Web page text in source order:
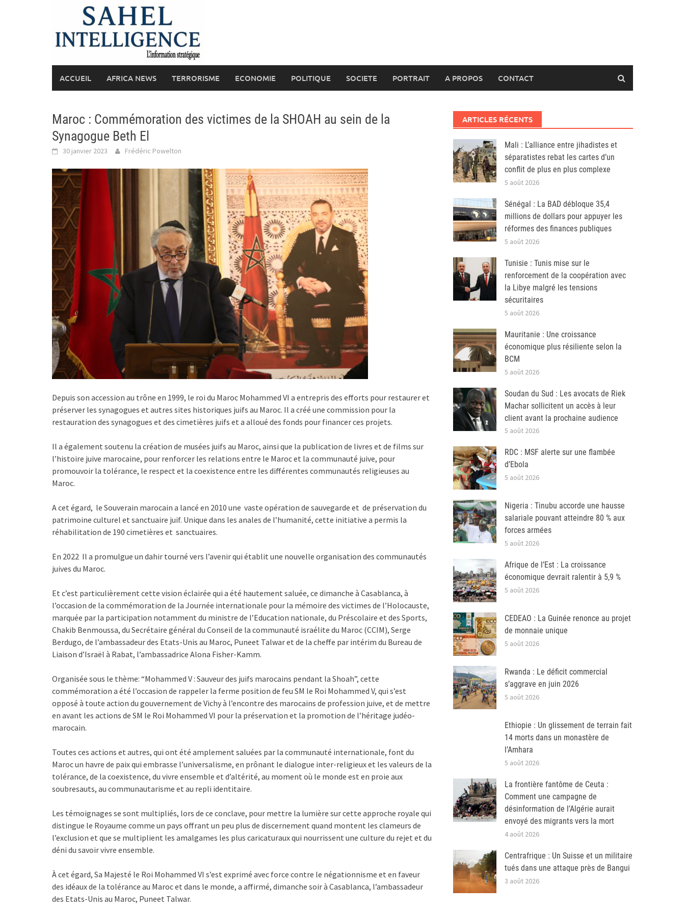
ACCUEIL AFRICA NEWS TERRORISME ECONOMIE POLITIQUE SOCIETE PORTRAIT A PROPOS CONTACT
Maroc : Commémoration des victimes de la SHOAH au sein de la
Synagogue Beth El
30 janvier 2023 Frédéric Powelton
Depuis son accession au trône en 1999, le roi du Maroc Mohammed VI a entrepris des efforts pour restaurer et
préserver les synagogues et autres sites historiques juifs au Maroc. Il a créé une commission pour la
restauration des synagogues et des cimetières juifs et a alloué des fonds pour financer ces projets.
Il a également soutenu la création de musées juifs au Maroc, ainsi que la publication de livres et de films sur
l’histoire juive marocaine, pour renforcer les relations entre le Maroc et la communauté juive, pour
promouvoir la tolérance, le respect et la coexistence entre les différentes communautés religieuses au
Maroc.
A cet égard, le Souverain marocain a lancé en 2010 une vaste opération de sauvegarde et de préservation du
patrimoine culturel et sanctuaire juif. Unique dans les anales de l’humanité, cette initiative a permis la
réhabilitation de 190 cimetières et sanctuaires.
En 2022 Il a promulgue un dahir tourné vers l’avenir qui établit une nouvelle organisation des communautés
juives du Maroc.
Et c’est particulièrement cette vision éclairée qui a été hautement saluée, ce dimanche à Casablanca, à
l’occasion de la commémoration de la Journée internationale pour la mémoire des victimes de l’Holocauste,
marquée par la participation notamment du ministre de l’Education nationale, du Préscolaire et des Sports,
Chakib Benmoussa, du Secrétaire général du Conseil de la communauté israélite du Maroc (CCIM), Serge
Berdugo, de l’ambassadeur des Etats-Unis au Maroc, Puneet Talwar et de la cheffe par intérim du Bureau de
Liaison d’Israël à Rabat, l’ambassadrice Alona Fisher-Kamm.
Organisée sous le thème: “Mohammed V : Sauveur des juifs marocains pendant la Shoah”, cette
commémoration a été l’occasion de rappeler la ferme position de feu SM le Roi Mohammed V, qui s’est
opposé à toute action du gouvernement de Vichy à l’encontre des marocains de profession juive, et de mettre
en avant les actions de SM le Roi Mohammed VI pour la préservation et la promotion de l’héritage judéo-
marocain.
Toutes ces actions et autres, qui ont été amplement saluées par la communauté internationale, font du
Maroc un havre de paix qui embrasse l’universalisme, en prônant le dialogue inter-religieux et les valeurs de la
tolérance, de la coexistence, du vivre ensemble et d’altérité, au moment où le monde est en proie aux
soubresauts, au communautarisme et au repli identitaire.
Les témoignages se sont multipliés, lors de ce conclave, pour mettre la lumière sur cette approche royale qui
distingue le Royaume comme un pays offrant un peu plus de discernement quand montent les clameurs de
l’exclusion et que se multiplient les amalgames les plus caricaturaux qui nourrissent une culture du rejet et du
déni du savoir vivre ensemble.
À cet égard, Sa Majesté le Roi Mohammed VI s’est exprimé avec force contre le négationnisme et en faveur
des idéaux de la tolérance au Maroc et dans le monde, a affirmé, dimanche soir à Casablanca, l’ambassadeur
des Etats-Unis au Maroc, Puneet Talwar.
ARTICLES RÉCENTS
Mali : L’alliance entre jihadistes et
séparatistes rebat les cartes d’un
conflit de plus en plus complexe
5 août 2026
Sénégal : La BAD débloque 35,4
millions de dollars pour appuyer les
réformes des finances publiques
5 août 2026
Tunisie : Tunis mise sur le
renforcement de la coopération avec
la Libye malgré les tensions
sécuritaires
5 août 2026
Mauritanie : Une croissance
économique plus résiliente selon la
BCM
5 août 2026
Soudan du Sud : Les avocats de Riek
Machar sollicitent un accès à leur
client avant la prochaine audience
5 août 2026
RDC : MSF alerte sur une flambée
d’Ebola
5 août 2026
Nigeria : Tinubu accorde une hausse
salariale pouvant atteindre 80 % aux
forces armées
5 août 2026
Afrique de l’Est : La croissance
économique devrait ralentir à 5,9 %
5 août 2026
CEDEAO : La Guinée renonce au projet
de monnaie unique
5 août 2026
Rwanda : Le déficit commercial
s’aggrave en juin 2026
5 août 2026
Ethiopie : Un glissement de terrain fait
14 morts dans un monastère de
l’Amhara
5 août 2026
La frontière fantôme de Ceuta :
Comment une campagne de
désinformation de l’Algérie aurait
envoyé des migrants vers la mort
4 août 2026
Centrafrique : Un Suisse et un militaire
tués dans une attaque près de Bangui
3 août 2026